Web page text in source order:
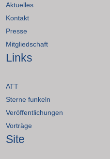
Aktuelles
Kontakt
Presse
Mitgliedschaft
Links
ATT
Sterne funkeln
Veröffentlichungen
Vorträge
Site